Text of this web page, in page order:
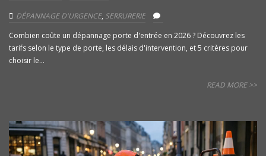
DÉPANNAGE D'URGENCE, SERRURERIE
Combien coûte un dépannage porte d'entrée en 2026 ? Découvrez les
tarifs selon le type de porte, les délais d'intervention, et 5 critères pour
choisir le...
READ MORE >>